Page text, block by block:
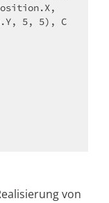
5, 5), C
von